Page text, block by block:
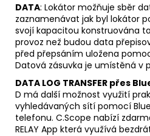
DATA: Lokátor možňuje sběr
zaznamenávat jak byl lokátor
svojí kapacitou konstruována
provoz než budou data
před přepsáním uložena
Datová zásuvka je umístěná v
DATA LOG TRANSFER přes
D má další možnost využití
vyhledávaných sítí pomocí
telefonu. C.Scope nabízí
RELAY App která využívá